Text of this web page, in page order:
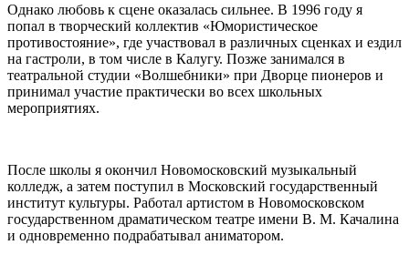
Однако любовь к сцене оказалась сильнее. В 1996 году я
попал в творческий коллектив «Юмористическое
противостояние», где участвовал в различных сценках и ездил
на гастроли, в том числе в Калугу. Позже занимался в
театральной студии «Волшебники» при Дворце пионеров и
принимал участие практически во всех школьных
мероприятиях.
После школы я окончил Новомосковский музыкальный
колледж, а затем поступил в Московский государственный
институт культуры. Работал артистом в Новомосковском
государственном драматическом театре имени В. М. Качалина
и одновременно подрабатывал аниматором.